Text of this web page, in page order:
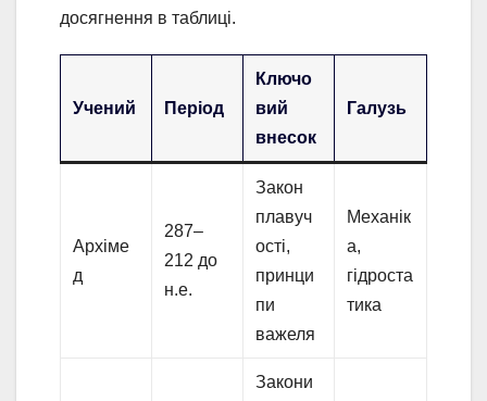
досягнення в таблиці.
Учений Період
Ключо
вий
внесок
Галузь
Архіме
д
287–
212 до
н.е.
Закон
плавуч
ості,
принци
пи
важеля
Механік
а,
гідроста
тика
Закони